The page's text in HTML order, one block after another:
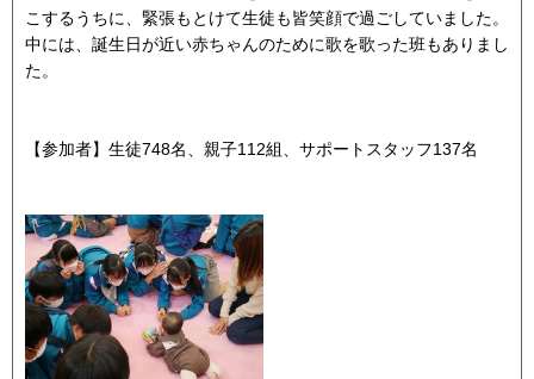
こするうちに、緊張もとけて生徒も皆笑顔で過ごしていました。
中には、誕生日が近い赤ちゃんのために歌を歌った班もありまし
た。
【参加者】生徒748名、親子112組、サポートスタッフ137名